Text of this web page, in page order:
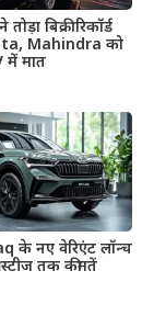
बिक्री रिकॉर्ड
Mahindra को
में मात
के नए वेरिएंट लॉन्च
तक कीमतें